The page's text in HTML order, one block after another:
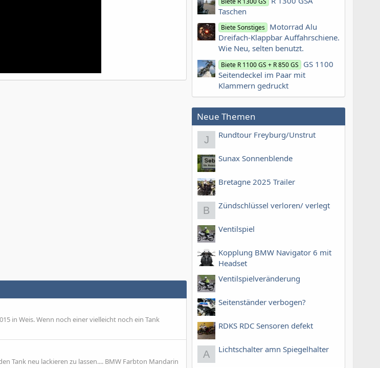
in Weis. Wenn noch einer vielleicht noch ein Tank
Tank neu lackieren zu lassen.... BMW Farbton Mandarin
Taschen
Biete Sonstiges Motorrad Alu
Dreifach-Klappbar Auffahrschiene.
Wie Neu, selten benutzt.
Biete R 1100 GS + R 850 GS
GS 1100
Seitendeckel im Paar mit
Klammern gedruckt
Neue Themen
J Rundtour Freyburg/Unstrut
Sunax Sonnenblende
Bretagne 2025 Trailer
B Zündschlüssel verloren/ verlegt
Ventilspiel
Kopplung BMW Navigator 6 mit
Headset
Ventilspielveränderung
Seitenständer verbogen?
RDKS RDC Sensoren defekt
A Lichtschalter amn Spiegelhalter